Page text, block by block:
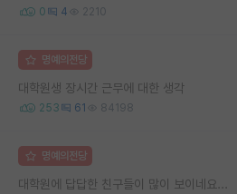
0 4 2210
명예의전당
대학원생 장시간 근무에 대한 생각
253 61 84198
명예의전당
대학원에 답답한 친구들이 많이 보이네요...